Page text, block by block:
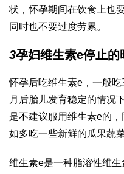
状，怀孕期间在饮食上也
同时也不要过度劳累。
3孕妇维生素e停止的
怀孕后吃维生素e，一般
月后胎儿发育稳定的情况
是不建议服用维生素e的
如多吃一些新鲜的瓜果蔬菜
维生素e是一种脂溶性维